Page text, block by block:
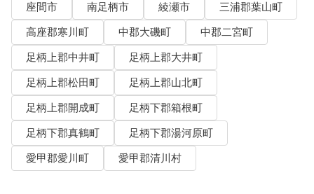
座間市
南足柄市 綾瀬市
三浦郡葉山町
高座郡寒川町
中郡大磯町
中郡二宮町
足柄上郡中井町
足柄上郡大井町
足柄上郡松田町
足柄上郡山北町
足柄上郡開成町
足柄下郡箱根町
足柄下郡真鶴町
足柄下郡湯河原町
愛甲郡愛川町
愛甲郡清川村